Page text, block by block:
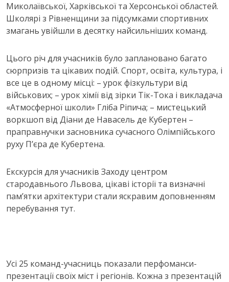
Миколаївської, Харківської та Херсонської областей.
Школярі з Рівненщини за підсумками спортивних
змагань увійшли в десятку найсильніших команд.
Цього річ для учасників було заплановано багато
сюрпризів та цікавих подій. Спорт, освіта, культура, і
все це в одному місці: – урок фізкультури від
військових; – урок хімії від зірки Тік-Тока і викладача
«Атмосферної школи» Гліба Ріпича; – мистецький
воркшоп від Діани де Навасель де Кубертен –
праправнучки засновника сучасного Олімпійського
руху П’єра де Кубертена.
Екскурсія для учасників Заходу центром
стародавнього Львова, цікаві історії та визначні
пам’ятки архітектури стали яскравим доповненням
перебування тут.
Усі 25 команд-учасниць показали перфоманси-
презентації своїх міст і регіонів. Кожна з презентацій